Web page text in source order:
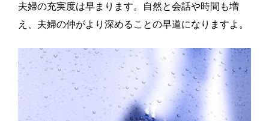
夫婦の充実度は早まります。自然と会話や時間も増
え、夫婦の仲がより深めることの早道になりますよ。